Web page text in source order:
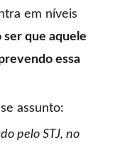
em níveis
ser que aquele
essa
assunto:
pelo STJ, no